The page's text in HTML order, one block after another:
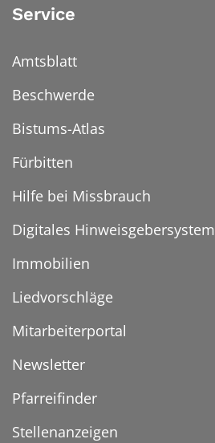
Service
Amtsblatt
Beschwerde
Bistums-Atlas
Fürbitten
Hilfe bei Missbrauch
Digitales Hinweisgebersystem
Immobilien
Liedvorschläge
Mitarbeiterportal
Newsletter
Pfarreifinder
Stellenanzeigen